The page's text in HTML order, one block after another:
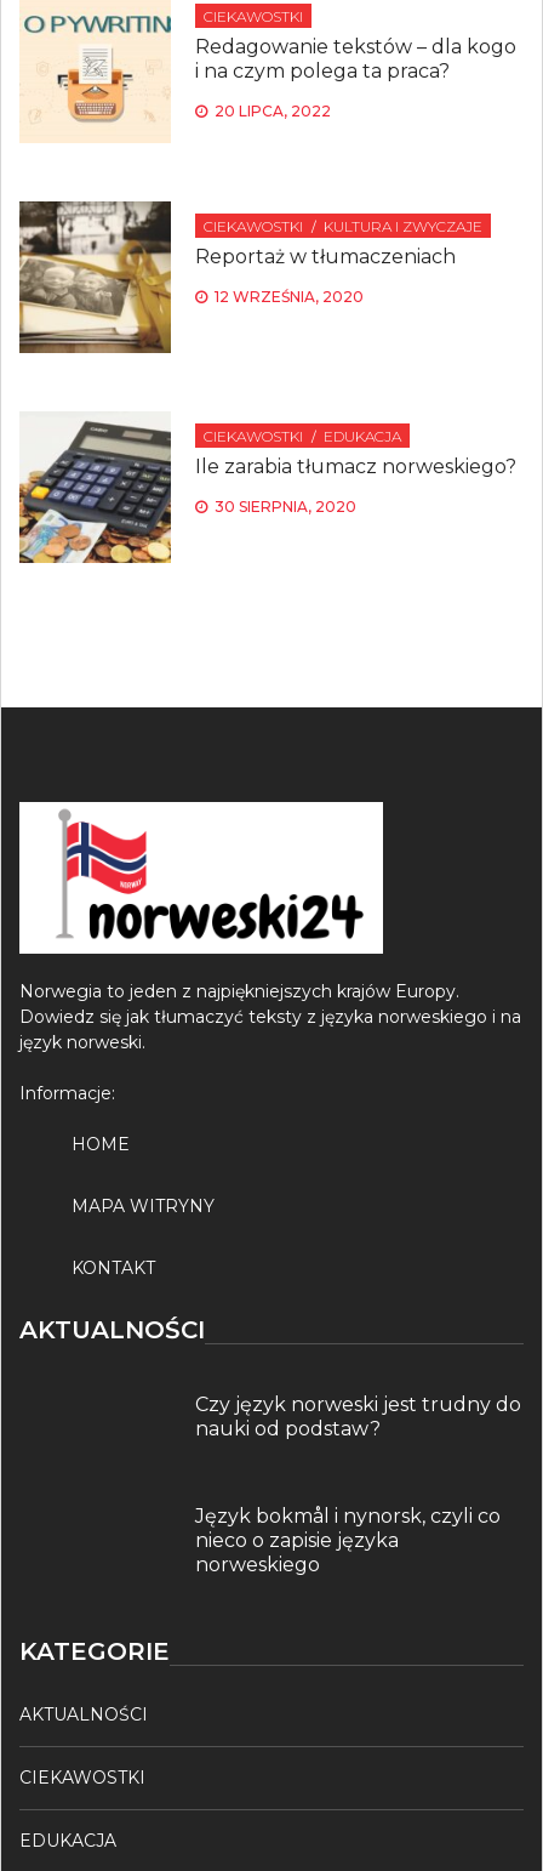
CIEKAWOSTKI
Redagowanie tekstów – dla kogo
i na czym polega ta praca?
20 LIPCA, 2022
CIEKAWOSTKI KULTURA I ZWYCZAJE
Reportaż w tłumaczeniach
12 WRZEŚNIA, 2020
CIEKAWOSTKI EDUKACJA
Ile zarabia tłumacz norweskiego?
30 SIERPNIA, 2020
Norwegia to jeden z najpiękniejszych krajów Europy.
Dowiedz się jak tłumaczyć teksty z języka norweskiego i na
język norweski.
Informacje:
HOME
MAPA WITRYNY
KONTAKT
AKTUALNOŚCI
Czy język norweski jest trudny do
nauki od podstaw?
Język bokmål i nynorsk, czyli co
nieco o zapisie języka
norweskiego
KATEGORIE
AKTUALNOŚCI
CIEKAWOSTKI
EDUKACJA